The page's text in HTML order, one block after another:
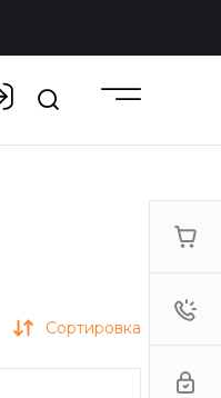
Сортировка